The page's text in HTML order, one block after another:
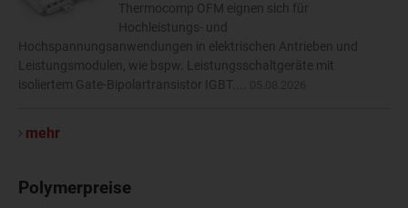
Thermocomp OFM eignen sich für
Hochleistungs- und
Hochspannungsanwendungen in elektrischen Antrieben und
Leistungsmodulen, wie bspw. Leistungsschaltgeräte mit
isoliertem Gate-Bipolartransistor IGBT....
mehr
Polymerpreise